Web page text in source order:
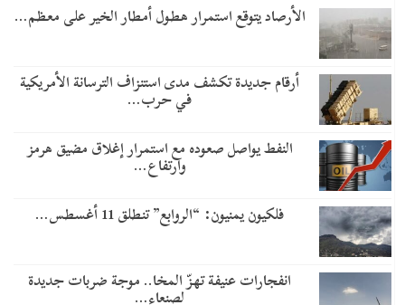
الأرصاد يتوقع استمرار هطول أمطار الخير على معظم…
أرقام جديدة تكشف مدى استنزاف الترسانة الأمريكية
في حرب…
النفط يواصل صعوده مع استمرار إغلاق مضيق هرمز
وارتفاع…
فلكيون يمنيون: “الروابع” تنطلق 11 أغسطس…
انفجارات عنيفة تهزّ المخا.. موجة ضربات جديدة
لصنعاء…